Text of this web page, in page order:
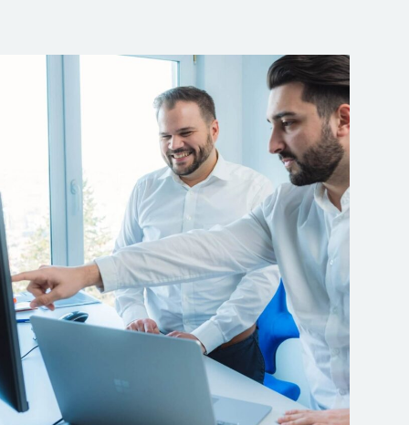
Unsere Beratungsleistungen für Sie
Umsetzungsberatung
Stellung von Beauftragten
Durchführung interne Audits
Trainings / Schulung
Begleitung externer Audits
Beschaffung von Fördergeldern